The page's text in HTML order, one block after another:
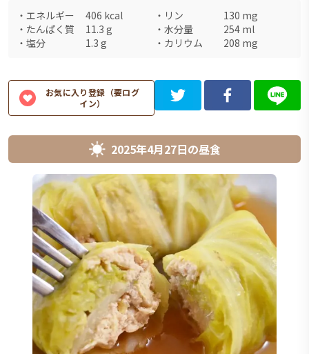
・ エネルギー 406 kcal ・ リン 130 mg
・ たんぱく質 11.3 g ・ 水分量 254 ml
・ 塩分 1.3 g ・ カリウム 208 mg
お気に入り登録（要ログ
イン）
2025年4月27日の昼食